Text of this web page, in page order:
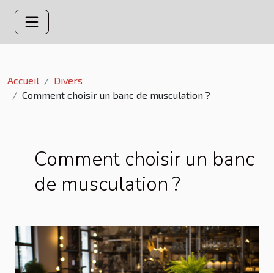
Accueil
Divers
Comment choisir un banc de musculation ?
Comment choisir un banc
de musculation ?